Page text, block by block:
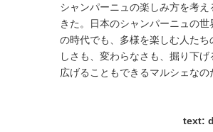
シャンパーニュの楽しみ方を考え
きた。日本のシャンパーニュの世
の時代でも、多様を楽しむ人たち
しさも、変わらなさも、掘り下げ
広げることもできるマルシェなの
text: